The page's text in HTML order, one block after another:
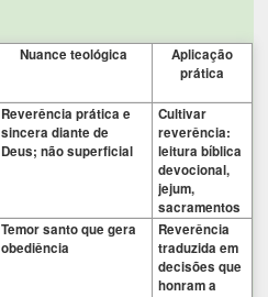
Nuance teológica
Aplicação
prática
Reverência prática e
sincera diante de
Deus; não superficial
Cultivar
reverência:
leitura bíblica
devocional,
jejum,
sacramentos
Temor santo que gera
obediência
Reverência
traduzida em
decisões que
honram a